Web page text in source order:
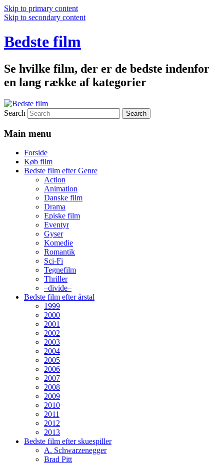
Skip to primary content
Skip to secondary content
Bedste film
Se hvilke film, der er de bedste indenfor
en lang række af kategorier
Search
Main menu
Forside
Køb film
Bedste film efter Genre
Action
Animation
Danske film
Drama
Episke film
Eventyr
Gyser
Komedie
Romantik
Sci-Fi
Tegnefilm
Thriller
–divide–
Bedste film efter årstal
1999
2000
2001
2002
2003
2004
2005
2006
2007
2008
2009
2010
2011
2012
2013
Bedste film efter skuespiller
A. Schwarzenegger
Brad Pitt